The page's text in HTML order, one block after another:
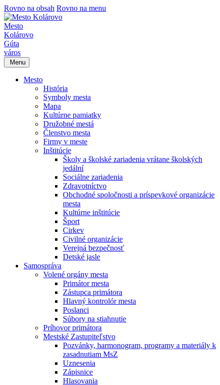
Rovno na obsah Rovno na menu
Mesto
Kolárovo
Gúta
város
Menu
Mesto
História
Symboly mesta
Mapa
Kultúrne pamiatky
Družobné mestá
Členstvo mesta
Firmy v meste
Inštitúcie
Školy a školské zariadenia vrátane školských
jedální
Sociálne zariadenia
Zdravotníctvo
Obchodné spoločnosti a príspevkové organizácie
mesta
Kultúrne inštitúcie
Šport
Cirkev
Civilné organizácie
Verejná bezpečnosť
Detské jasle
Samospráva
Volené orgány mesta
Primátor mesta
Zástupca primátora
Hlavný kontrolór mesta
Poslanci
Súbory na stiahnutie
Príhovor primátora
Mestské Zastupiteľstvo
Pozvánky, harmonogram, programy a materiály k
zasadnutiam MsZ
Uznesenia
Zápisnice
Hlasovania